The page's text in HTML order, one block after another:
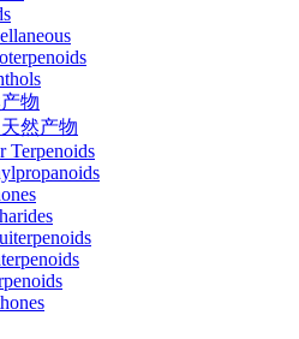
物
然产物
Terpenoids